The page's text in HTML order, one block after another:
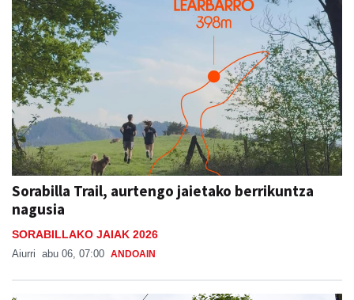
Sorabilla Trail, aurtengo jaietako berrikuntza
nagusia
SORABILLAKO JAIAK 2026
Aiurri abu 06, 07:00 ANDOAIN